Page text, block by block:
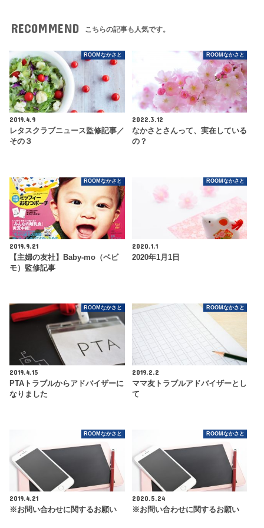
RECOMMEND こちらの記事も人気です。
ROOMなかさと
2019.4.9
レタスクラブニュース監修記事／
その３
ROOMなかさと
2022.3.12
なかさとさんって、実在している
の？
ROOMなかさと
2019.9.21
【主婦の友社】Baby-mo（ベビ
モ）監修記事
ROOMなかさと
2020.1.1
2020年1月1日
ROOMなかさと
2019.4.15
PTAトラブルからアドバイザーに
なりました
ROOMなかさと
2019.2.2
ママ友トラブルアドバイザーとし
て
ROOMなかさと
2019.4.21
※お問い合わせに関するお願い
ROOMなかさと
2020.5.24
※お問い合わせに関するお願い